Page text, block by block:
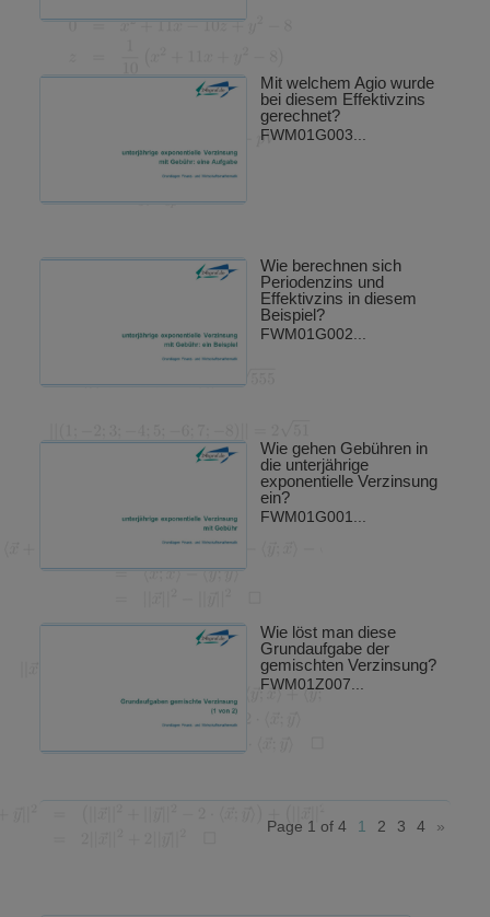
Mit welchem Agio wurde
bei diesem Effektivzins
gerechnet?
FWM01G003...
Wie berechnen sich
Periodenzins und
Effektivzins in diesem
Beispiel?
FWM01G002...
Wie gehen Gebühren in
die unterjährige
exponentielle Verzinsung
ein?
FWM01G001...
Wie löst man diese
Grundaufgabe der
gemischten Verzinsung?
FWM01Z007...
Page 1 of 4 1 2 3 4 »